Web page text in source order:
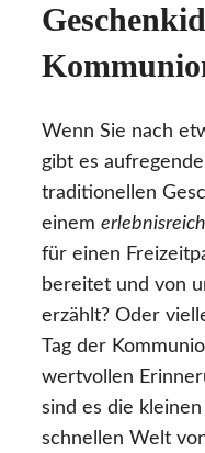
Wenn Sie nach
gibt es
traditionellen
einem
für einen
bereitet und von
erzählt? Oder
Tag der
wertvollen
sind es die
schnellen Welt